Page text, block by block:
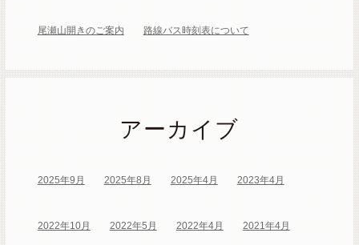
尾瀬山開きのご案内 路線バス時刻表について
アーカイブ
2025年9月 2025年8月 2025年4月 2023年4月
2022年10月 2022年5月 2022年4月 2021年4月